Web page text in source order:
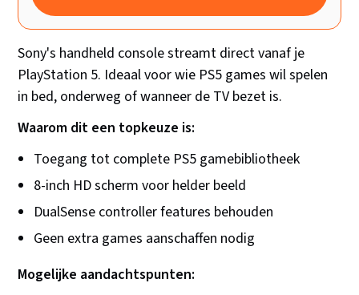
Sony's handheld console streamt direct vanaf je
PlayStation 5. Ideaal voor wie PS5 games wil spelen
in bed, onderweg of wanneer de TV bezet is.
Waarom dit een topkeuze is:
Toegang tot complete PS5 gamebibliotheek
8-inch HD scherm voor helder beeld
DualSense controller features behouden
Geen extra games aanschaffen nodig
Mogelijke aandachtspunten: